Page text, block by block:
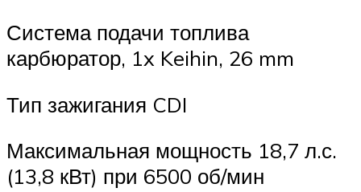
Система подачи топлива
карбюратор, 1x Keihin, 26 mm
Тип зажигания CDI
Максимальная мощность 18,7 л.с.
(13,8 кВт) при 6500 об/мин